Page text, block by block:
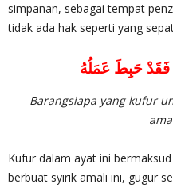
simpanan, sebagai tempat
tidak ada hak seperti yang
فَقَدْ حَبِطَ عَمَلُهُ
Barangsiapa yang kufur
Kufur dalam ayat ini
berbuat syirik amali ini, gugur